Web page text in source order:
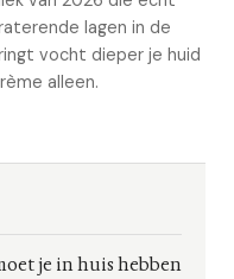
lagen in de
vocht dieper je huid
alleen.
je in huis hebben